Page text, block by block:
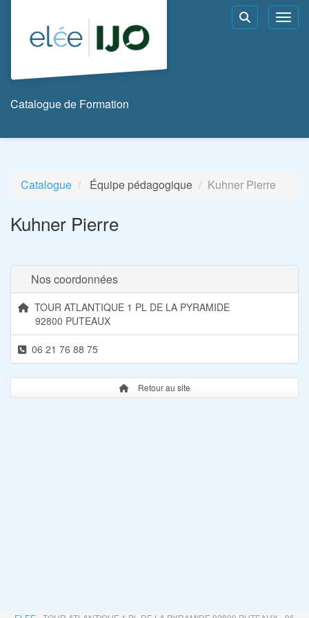
Rechercher
Catalogue de Formation
Catalogue Équipe pédagogique Kuhner Pierre
Kuhner Pierre
Nos coordonnées
TOUR ATLANTIQUE 1 PL DE LA PYRAMIDE
92800 PUTEAUX
06 21 76 88 75
Retour au site